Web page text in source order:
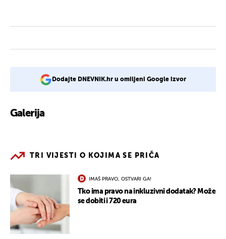
Dodajte DNEVNIK.hr u omiljeni Google izvor
Galerija
TRI VIJESTI O KOJIMA SE PRIČA
IMAŠ PRAVO, OSTVARI GA!
Tko ima pravo na inkluzivni dodatak? Može
se dobiti i 720 eura